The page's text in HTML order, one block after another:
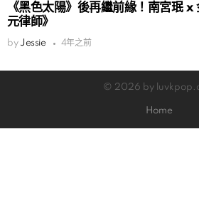
《黑色太陽》後再繼前緣！南宮珉
元律師》
by Jessie 4年之前
© 2026 by
Home